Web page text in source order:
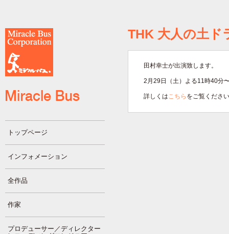
トップページ
インフォメーション
全作品
作家
プロデューサー／ディレクター
THK 大人の土ド
田村幸士が出演致します。
2月29日（土）よる11時40分
詳しくはこちら をご覧くださ